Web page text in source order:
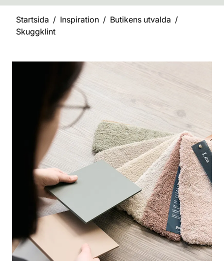
Startsida Inspiration
Butikens utvalda
Skuggklint